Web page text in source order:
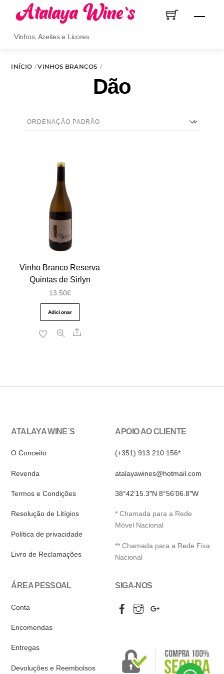
content
Menu
Vinhos, Azeites e Licores
INÍCIO VINHOS BRANCOS
Dão
Vinho Branco Reserva
Quintas de Sirlyn
13.50€
Adicionar
Share
ATALAYA WINE´S
O Conceito
Revenda
Termos e Condições
Resolução de Litígios
Política de privacidade
Livro de Reclamações
APOIO AO CLIENTE
(+351) 913 210 156*
atalayawines@hotmail.com
38°42’15.3″N 8°56’06.8″W
* Chamada para a Rede
Móvel Nacional
** Chamada para a Rede Fixa
Nacional
ÁREA PESSOAL
Conta
Encomendas
Entregas
Devoluções e Reembolsos
SIGA-NOS
FacebookInstagram